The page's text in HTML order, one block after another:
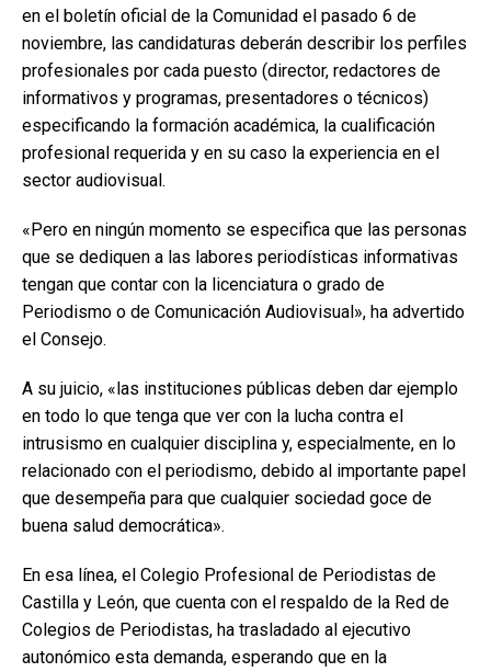
en el boletín oficial de la Comunidad el pasado 6 de
noviembre, las candidaturas deberán describir los perfiles
profesionales por cada puesto (director, redactores de
informativos y programas, presentadores o técnicos)
especificando la formación académica, la cualificación
profesional requerida y en su caso la experiencia en el
sector audiovisual.
«Pero en ningún momento se especifica que las personas
que se dediquen a las labores periodísticas informativas
tengan que contar con la licenciatura o grado de
Periodismo o de Comunicación Audiovisual», ha advertido
el Consejo.
A su juicio, «las instituciones públicas deben dar ejemplo
en todo lo que tenga que ver con la lucha contra el
intrusismo en cualquier disciplina y, especialmente, en lo
relacionado con el periodismo, debido al importante papel
que desempeña para que cualquier sociedad goce de
buena salud democrática».
En esa línea, el Colegio Profesional de Periodistas de
Castilla y León, que cuenta con el respaldo de la Red de
Colegios de Periodistas, ha trasladado al ejecutivo
autonómico esta demanda, esperando que en la